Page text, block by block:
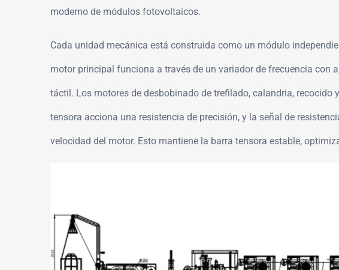
moderno de módulos fotovoltaicos.
Cada unidad mecánica está construida como un módulo
motor principal funciona a través de un variador de frecuencia
táctil. Los motores de desbobinado de trefilado, calandria,
tensora acciona una resistencia de precisión, y la señal de
velocidad del motor. Esto mantiene la barra tensora estable,